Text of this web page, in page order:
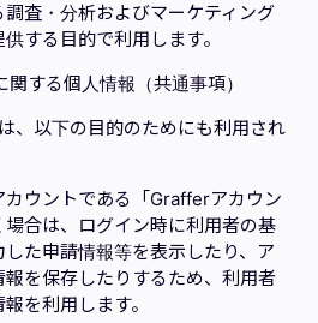
査・分析およびマーケティング
する目的で利用します。
する個人情報（共通事項）
、以下の目的のためにも利用され
カウントである「Grafferアカウン
場合は、ログイン時に利用者の基
た申請情報等を表示したり、ア
を保存したりするため、利用者
を利用します。